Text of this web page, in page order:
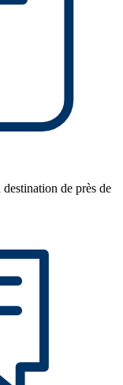
de près de